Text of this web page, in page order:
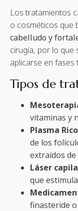
Los tratamientos
o cosméticos que
cabelludo y
cirugía, por lo que
aplicarse en fases
Tipos de
vitaminas y
Plasma
de los
extraídos
Láser
que
finasteride